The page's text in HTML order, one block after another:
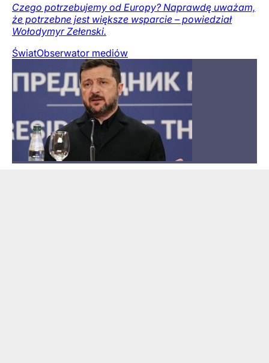
Czego potrzebujemy od Europy? Naprawdę uważam,
że potrzebne jest większe wsparcie – powiedział
Wołodymyr Zełenski.
ŚwiatObserwator mediów